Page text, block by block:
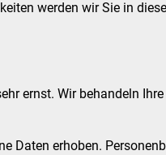
werden wir Sie in
ernst. Wir behandeln
Daten erhoben.